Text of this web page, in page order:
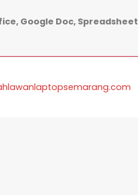
Google Doc, Spreadsheet